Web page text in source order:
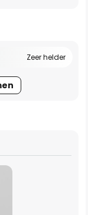
Zeer helder